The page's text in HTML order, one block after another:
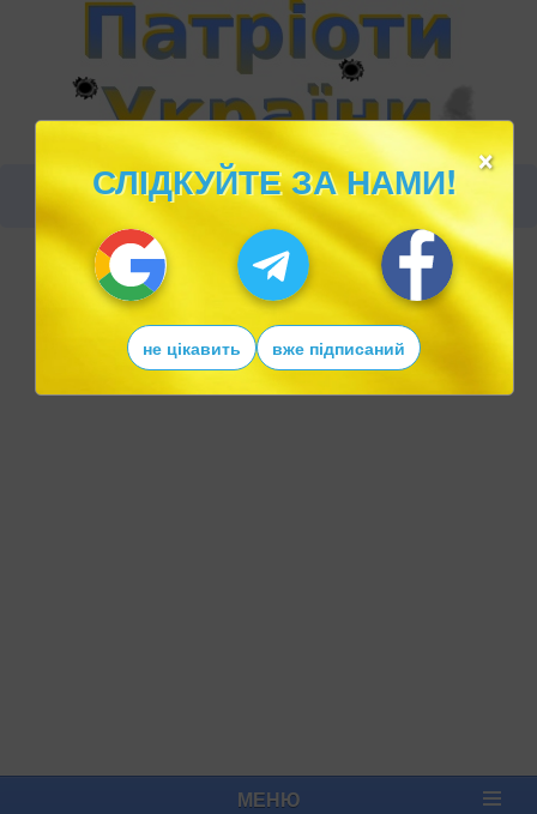
МЕНЮ
×
СЛІДКУЙТЕ ЗА НАМИ!
не цікавить вже підписаний